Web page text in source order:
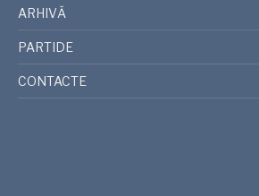
ARHIVĂ
PARTIDE
CONTACTE